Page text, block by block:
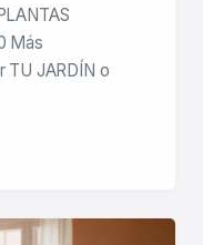
Más
TU JARDÍN o